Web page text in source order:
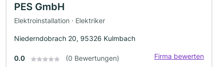
PES GmbH
Elektroinstallation · Elektriker
Niederndobrach 20, 95326 Kulmbach
0.0 (0 Bewertungen) Firma bewerten